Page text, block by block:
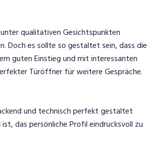
qualitativen Gesichtspunkten
Doch es sollte so gestaltet sein, dass die
guten Einstieg und mit interessanten
Türöffner für weitere Gespräche.
und technisch perfekt gestaltet
das persönliche Profil eindrucksvoll zu